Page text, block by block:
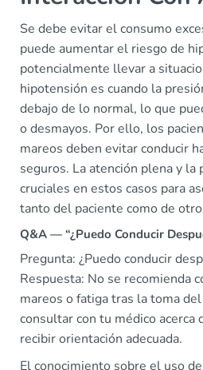
Se debe evitar el consumo
puede aumentar el riesgo de
potencialmente llevar a
hipotensión es cuando la
debajo de lo normal, lo que
o desmayos. Por ello, los
mareos deben evitar conducir
seguros. La atención plena y la
cruciales en estos casos para
tanto del paciente como de
Q&A — “¿Puedo Conducir
Pregunta: ¿Puedo conducir
Respuesta: No se recomienda
mareos o fatiga tras la toma
consultar con tu médico acerca
recibir orientación adecuada.
El conocimiento sobre el uso